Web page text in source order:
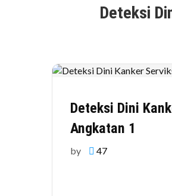
Deteksi
Deteksi Dini
Angkatan 1
by 47